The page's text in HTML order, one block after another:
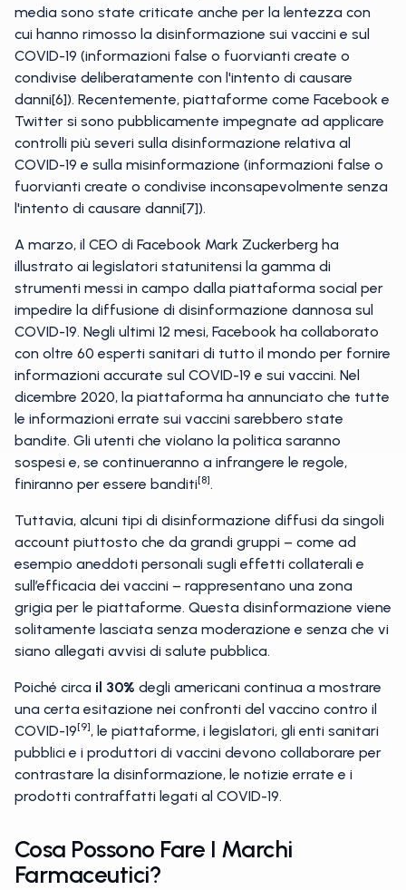
media sono state criticate anche per la lentezza con
cui hanno rimosso la disinformazione sui vaccini e sul
COVID-19 (informazioni false o fuorvianti create o
condivise deliberatamente con l'intento di causare
danni[6]). Recentemente, piattaforme come Facebook e
Twitter si sono pubblicamente impegnate ad applicare
controlli più severi sulla disinformazione relativa al
COVID-19 e sulla misinformazione (informazioni false o
fuorvianti create o condivise inconsapevolmente senza
l'intento di causare danni[7]).
A marzo, il CEO di Facebook Mark Zuckerberg ha
illustrato ai legislatori statunitensi la gamma di
strumenti messi in campo dalla piattaforma social per
impedire la diffusione di disinformazione dannosa sul
COVID-19. Negli ultimi 12 mesi, Facebook ha collaborato
con oltre 60 esperti sanitari di tutto il mondo per fornire
informazioni accurate sul COVID-19 e sui vaccini. Nel
dicembre 2020, la piattaforma ha annunciato che tutte
le informazioni errate sui vaccini sarebbero state
bandite. Gli utenti che violano la politica saranno
sospesi e, se continueranno a infrangere le regole,
finiranno per essere banditi[8].
Tuttavia, alcuni tipi di disinformazione diffusi da singoli
account piuttosto che da grandi gruppi – come ad
esempio aneddoti personali sugli effetti collaterali e
sull’efficacia dei vaccini – rappresentano una zona
grigia per le piattaforme. Questa disinformazione viene
solitamente lasciata senza moderazione e senza che vi
siano allegati avvisi di salute pubblica.
Poiché circa il 30% degli americani continua a mostrare
una certa esitazione nei confronti del vaccino contro il
COVID-19[9], le piattaforme, i legislatori, gli enti sanitari
pubblici e i produttori di vaccini devono collaborare per
contrastare la disinformazione, le notizie errate e i
prodotti contraffatti legati al COVID-19.
Cosa Possono Fare I Marchi
Farmaceutici?